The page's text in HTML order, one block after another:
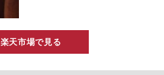
楽天市場で見る